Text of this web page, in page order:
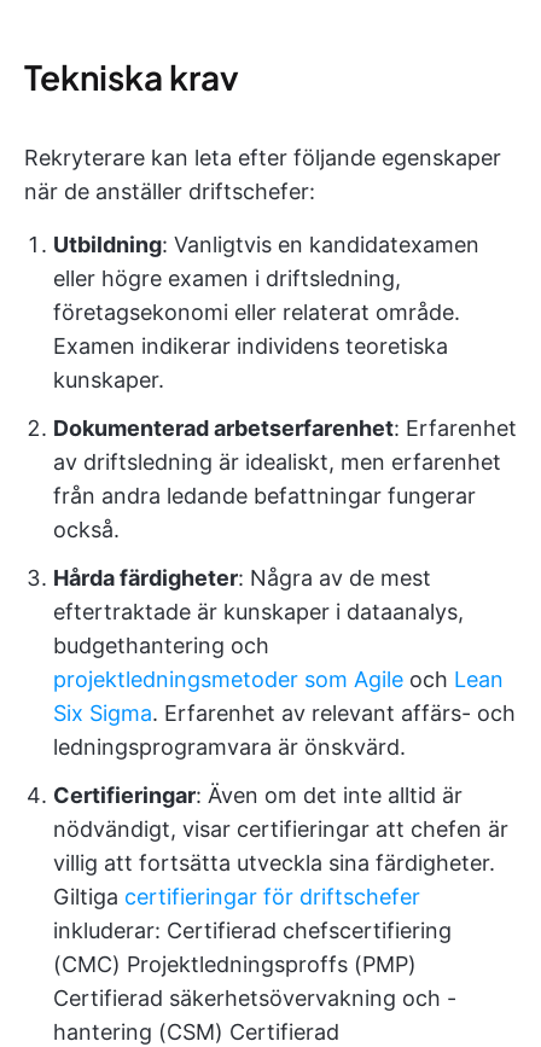
Tekniska krav
Rekryterare kan leta efter följande egenskaper
när de anställer driftschefer:
Utbildning: Vanligtvis en kandidatexamen
eller högre examen i driftsledning,
företagsekonomi eller relaterat område.
Examen indikerar individens teoretiska
kunskaper.
Dokumenterad arbetserfarenhet: Erfarenhet
av driftsledning är idealiskt, men erfarenhet
från andra ledande befattningar fungerar
också.
Hårda färdigheter: Några av de mest
eftertraktade är kunskaper i dataanalys,
budgethantering och
projektledningsmetoder som Agile och Lean
Six Sigma. Erfarenhet av relevant affärs- och
ledningsprogramvara är önskvärd.
Certifieringar: Även om det inte alltid är
nödvändigt, visar certifieringar att chefen är
villig att fortsätta utveckla sina färdigheter.
Giltiga certifieringar för driftschefer
inkluderar: Certifierad chefscertifiering
(CMC) Projektledningsproffs (PMP)
Certifierad säkerhetsövervakning och -
hantering (CSM) Certifierad